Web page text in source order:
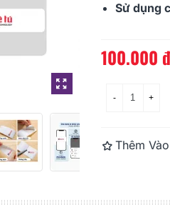
Sử dụng
Đọc thêm
100.000 đ
- +
Thêm